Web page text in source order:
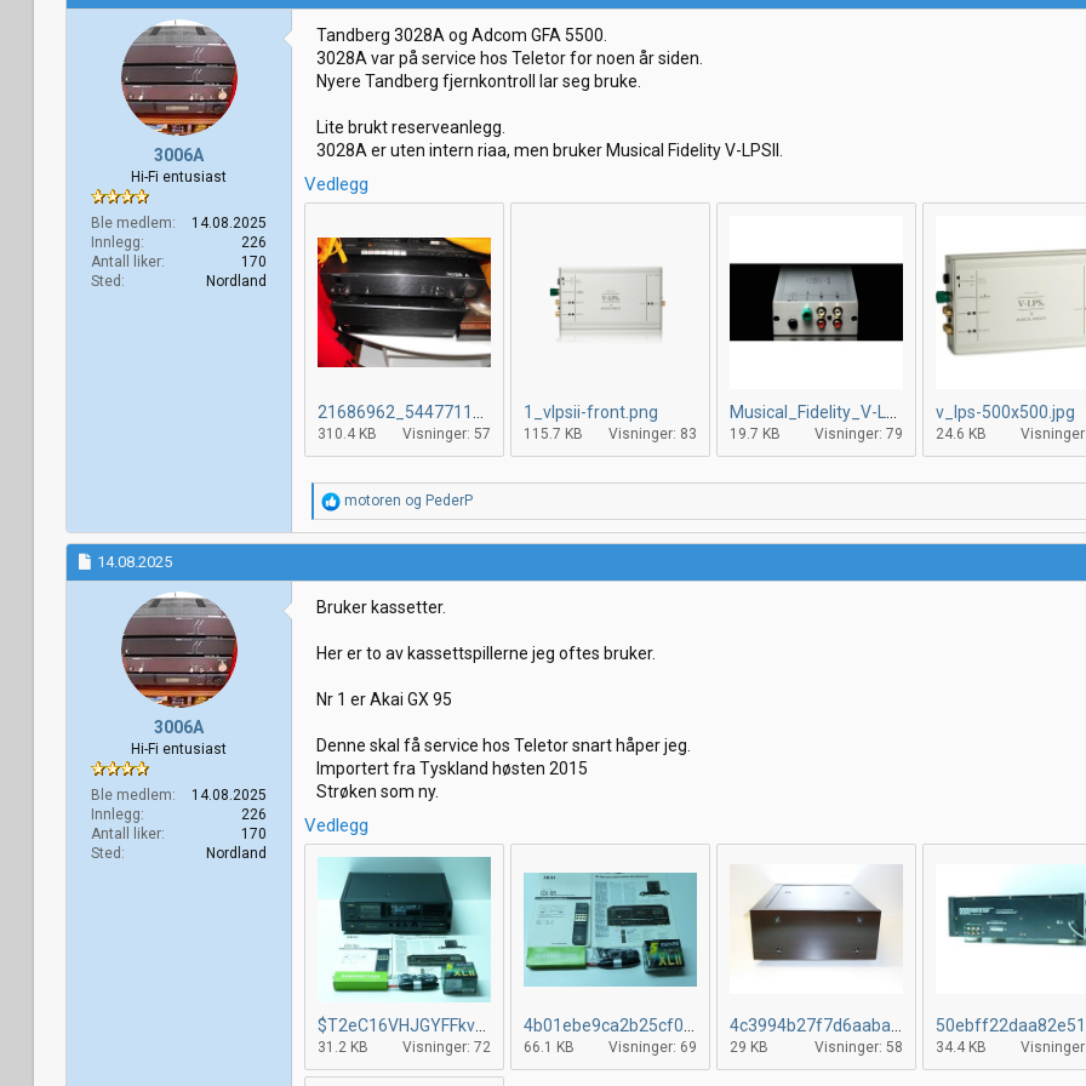
3006A
Hi-Fi entusiast
Ble medlem
14.08.2025
Innlegg
226
Antall liker
170
Sted
Nordland
Tandberg 3028A og Adcom GFA 5500.
3028A var på service hos Teletor for noen år siden.
Nyere Tandberg fjernkontroll lar seg bruke.
Lite brukt reserveanlegg.
3028A er uten intern riaa, men bruker Musical Fidelity V-LPSII.
Vedlegg
310.4 KB Visninger: 57
1_vlpsii-front.png
115.7 KB Visninger: 83 19.7 KB Visninger: 79
v_lps-500x500.jpg
24.6 KB
R
e
a
s
j
o
e
motoren og PederP
14.08.2025
3006A
Hi-Fi entusiast
Ble medlem
14.08.2025
Innlegg
226
Antall liker
170
Sted
Nordland
Bruker kassetter.
Her er to av kassettspillerne jeg oftes bruker.
Nr 1 er Akai GX 95
Denne skal få service hos Teletor snart håper jeg.
Importert fra Tyskland høsten 2015
Strøken som ny.
Vedlegg
31.2 KB Visninger: 72 66.1 KB Visninger: 69 29 KB Visninger: 58 34.4 KB